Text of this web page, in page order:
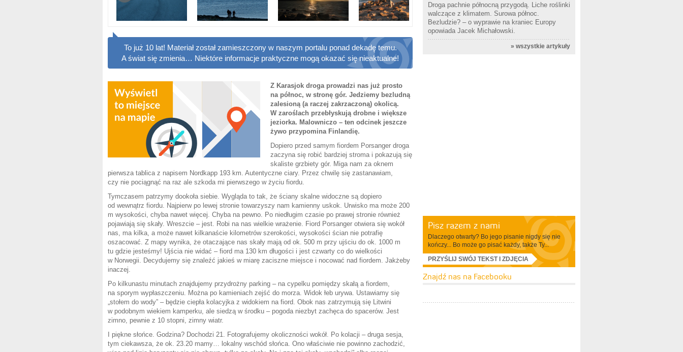
To już 10 lat! Materiał został zamieszczony w naszym portalu ponad dekadę temu.
A świat się zmienia… Niektóre informacje praktyczne mogą okazać się nieaktualne!
Z Karasjok droga prowadzi nas już prosto
na północ, w stronę gór. Jedziemy bezludną
zalesioną (a raczej zakrzaczoną) okolicą.
W zaroślach przebłyskują drobne i większe
jeziorka. Malowniczo – ten odcinek jeszcze
żywo przypomina Finlandię.
Dopiero przed samym fiordem Porsanger droga
zaczyna się robić bardziej stroma i pokazują się
skaliste grzbiety gór. Miga nam za oknem
pierwsza tablica z napisem Nordkapp 193 km. Autentyczne ciary. Przez chwilę się zastanawiam,
czy nie pociągnąć na raz ale szkoda mi pierwszego w życiu fiordu.
Tymczasem patrzymy dookoła siebie. Wygląda to tak, że ściany skalne widoczne są dopiero
od wewnątrz fiordu. Najpierw po lewej stronie towarzyszy nam kamienny uskok. Urwisko ma może 200
m wysokości, chyba nawet więcej. Chyba na pewno. Po niedługim czasie po prawej stronie również
pojawiają się skały. Wreszcie – jest. Robi na nas wielkie wrażenie. Fiord Porsanger otwiera się wokół
nas, ma kilka, a może nawet kilkanaście kilometrów szerokości, wysokości ścian nie potrafię
oszacować. Z mapy wynika, że otaczające nas skały mają od ok. 500 m przy ujściu do ok. 1000 m
tu gdzie jesteśmy! Ujścia nie widać – fiord ma 130 km długości i jest czwarty co do wielkości
w Norwegii. Decydujemy się znaleźć jakieś w miarę zaciszne miejsce i nocować nad fiordem. Jakżeby
inaczej.
Po kilkunastu minutach znajdujemy przydrożny parking – na cypelku pomiędzy skałą a fiordem,
na sporym wypłaszczeniu. Można po kamieniach zejść do morza. Widok łeb urywa. Ustawiamy się
„stołem do wody” – będzie ciepła kolacyjka z widokiem na fiord. Obok nas zatrzymują się Litwini
w podobnym wiekiem kamperku, ale siedzą w środku – pogoda niezbyt zachęca do spacerów. Jest
zimno, pewnie z 10 stopni, zimny wiatr.
I piękne słońce. Godzina? Dochodzi 21. Fotografujemy okoliczności wokół. Po kolacji – druga sesja,
tym ciekawsza, że ok. 23.20 mamy… lokalny wschód słońca. Ono właściwie nie powinno zachodzić,
Droga pachnie północną przygodą. Liche roślinki
walczące z klimatem. Surowa północ.
Bezludzie? – o wyprawie na kraniec Europy
opowiada Jacek Michałowski.
» wszystkie artykuły
Pisz razem z nami
Dlaczego otwarty? Bo jego pisanie nigdy się nie
kończy... Bo może go pisać każdy, także Ty...
PRZYŚLIJ SWÓJ TEKST I ZDJĘCIA
Znajdź nas na Facebooku